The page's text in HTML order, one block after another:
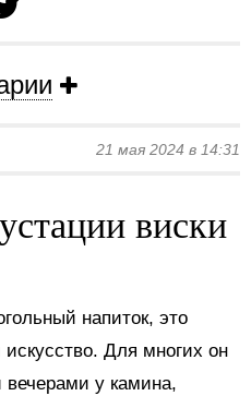
21 мая 2024 в 14:31
виски
напиток, это
искусство. Для многих он
у камина,